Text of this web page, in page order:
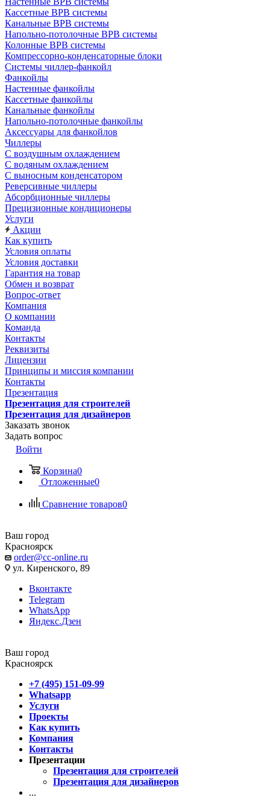
Кассетные ВРВ системы
Канальные ВРВ системы
Напольно-потолочные ВРВ системы
Колонные ВРВ системы
Компрессорно-конденсаторные блоки
Системы чиллер-фанкойл
Фанкойлы
Настенные фанкойлы
Кассетные фанкойлы
Канальные фанкойлы
Напольно-потолочные фанкойлы
Аксессуары для фанкойлов
Чиллеры
С воздушным охлаждением
С водяным охлаждением
С выносным конденсатором
Реверсивные чиллеры
Абсорбционные чиллеры
Прецизионные кондиционеры
Услуги
Акции
Как купить
Условия оплаты
Условия доставки
Гарантия на товар
Обмен и возврат
Вопрос-ответ
Компания
О компании
Команда
Контакты
Реквизиты
Лицензии
Принципы и миссия компании
Контакты
Презентация
Презентация для строителей
Презентация для дизайнеров
Заказать звонок
Задать вопрос
Войти
Корзина0
Отложенные0
Сравнение товаров0
Ваш город
Красноярск
order@cc-online.ru
ул. Киренского, 89
Вконтакте
Telegram
WhatsApp
Яндекс.Дзен
Ваш город
Красноярск
+7 (495) 151-09-99
Whatsapp
Услуги
Проекты
Как купить
Компания
Контакты
Презентации
Презентация для строителей
Презентация для дизайнеров
...